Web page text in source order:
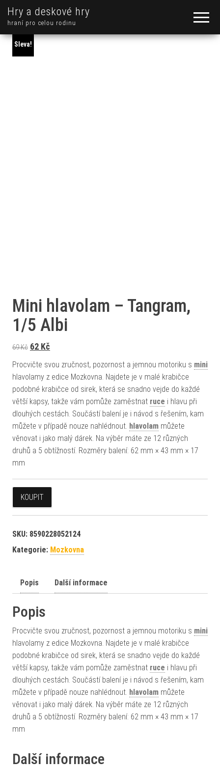
Hry a deskové hry
hraní pro celou rodinu
Sleva!
Mini hlavolam – Tangram,
1/5 Albi
69Kč Původní cena byla: 69 Kč.
62 Kč
Procvičte svou zručnost, pozornost a jemnou motoriku s mini
hlavolamy z edice Mozkovna. Najdete je v malé krabičce
podobné krabičce od sirek, která se snadno vejde do každé
větší kapsy, takže vám pomůže zaměstnat ruce i hlavu při
dlouhých cestách. Součástí balení je i návod s řešením, kam
můžete v případě nouze nahlédnout. hlavolam můžete
věnovat i jako malý dárek. Na výběr máte ze 12 různých
druhů a 5 obtížností. Rozměry balení: 62 mm × 43 mm × 17
mm
KOUPIT
SKU: 8590228052124
Kategorie: Mozkovna
Popis Další informace
Popis
Procvičte svou zručnost, pozornost a jemnou motoriku s mini
hlavolamy z edice Mozkovna. Najdete je v malé krabičce
podobné krabičce od sirek, která se snadno vejde do každé
větší kapsy, takže vám pomůže zaměstnat ruce i hlavu při
dlouhých cestách. Součástí balení je i návod s řešením, kam
můžete v případě nouze nahlédnout. hlavolam můžete
věnovat i jako malý dárek. Na výběr máte ze 12 různých
druhů a 5 obtížností. Rozměry balení: 62 mm × 43 mm × 17
mm
Další informace